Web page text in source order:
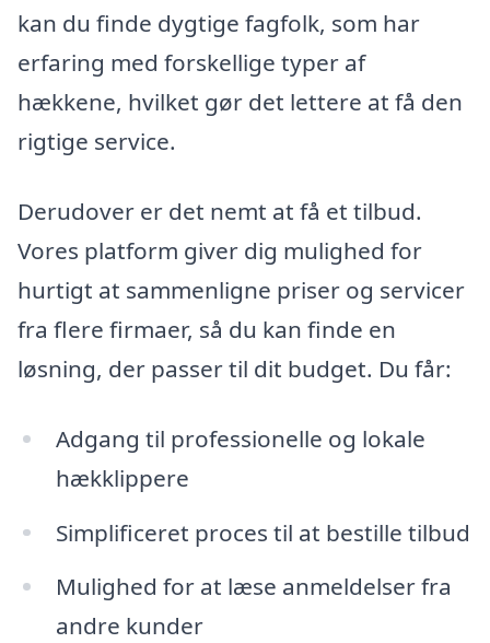
kan du finde dygtige fagfolk, som har
erfaring med forskellige typer af
hækkene, hvilket gør det lettere at få den
rigtige service.
Derudover er det nemt at få et tilbud.
Vores platform giver dig mulighed for
hurtigt at sammenligne priser og servicer
fra flere firmaer, så du kan finde en
løsning, der passer til dit budget. Du får:
Adgang til professionelle og lokale
hækklippere
Simplificeret proces til at bestille tilbud
Mulighed for at læse anmeldelser fra
andre kunder